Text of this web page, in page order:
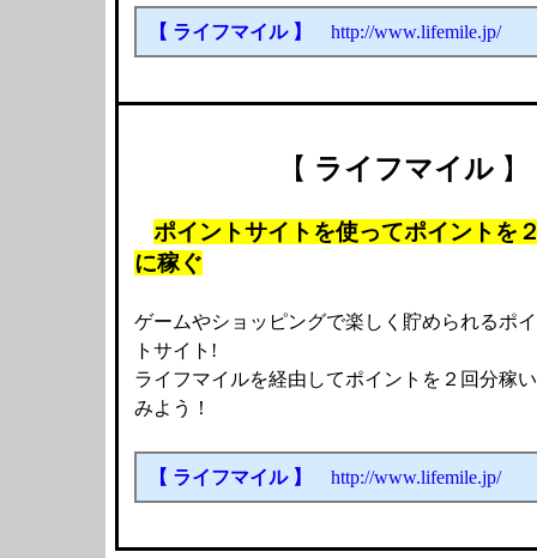
【 ライフマイル 】 http://www.lifemile.jp/
【 ライフマイル】
ポイントサイトを使ってポイントを
に稼ぐ
ゲームやショッピングで楽しく貯められるポ
トサイト!
ライフマイルを経由してポイントを２回分稼
みよう！
【 ライフマイル 】 http://www.lifemile.jp/